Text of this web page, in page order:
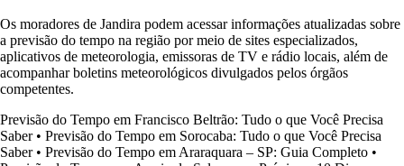
Os moradores de Jandira podem acessar informações atualizadas sobre
a previsão do tempo na região por meio de sites especializados,
aplicativos de meteorologia, emissoras de TV e rádio locais, além de
acompanhar boletins meteorológicos divulgados pelos órgãos
competentes.
Previsão do Tempo em Francisco Beltrão: Tudo o que Você Precisa
Saber• Previsão do Tempo em Sorocaba: Tudo o que Você Precisa
Saber• Previsão do Tempo em Araraquara – SP: Guia Completo •